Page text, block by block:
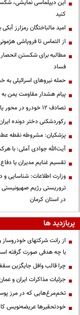
این دیپلماسی نمایشی،
کنید
امید مالباختگان رمزارز
از التماس تا فروپاشی
مطالبه برای شکستن انحصار
فساد
حمله نیروهای اسرائیلی به
پیام هشدار مقاومت یمن
تصادف ۱۲ خودرو در محور یاسوج ـ اصفهان
رکوردشکنی دختر دونده
پزشکیان: مشروطه نقطه
آیت‌الله جوادی آملی: با
تقسیم غنایم مدیران یا
در استان کرمان
پربازدید ها
از رانت‌ شرکتهای
با چه هدفی صورت گرفته
چرا قالب وافل جایگزین
جزئیات مذاکرات ایران و
تخم‌مرغ‌هایی که در مرز
خودتحقیرها عریضه‌نویس